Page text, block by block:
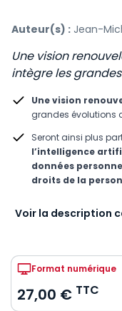
Auteur(s) : Jean-
Une vision
intègre les
Une vision
grandes évolutions
Seront ainsi plus
l’intelligence
données
droits de la
Voir la description
Format numérique
27,00 € TTC